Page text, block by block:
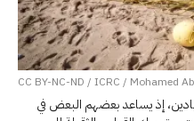
CC BY-NC-ND / ICRC / Mohamed
إذ يساعد بعضهم البعض في